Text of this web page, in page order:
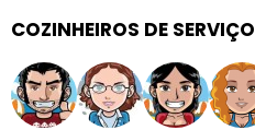
COZINHEIROS DE SERVIÇO